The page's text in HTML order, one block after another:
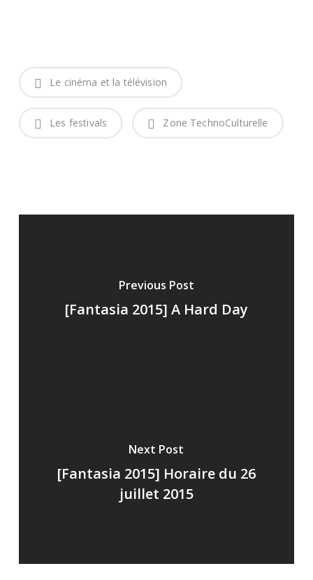
Le cinéma et la télévision
Les festivals Zone TechnoCulturelle
Previous Post
[Fantasia 2015] A Hard Day
Next Post
[Fantasia 2015] Horaire du 26
juillet 2015